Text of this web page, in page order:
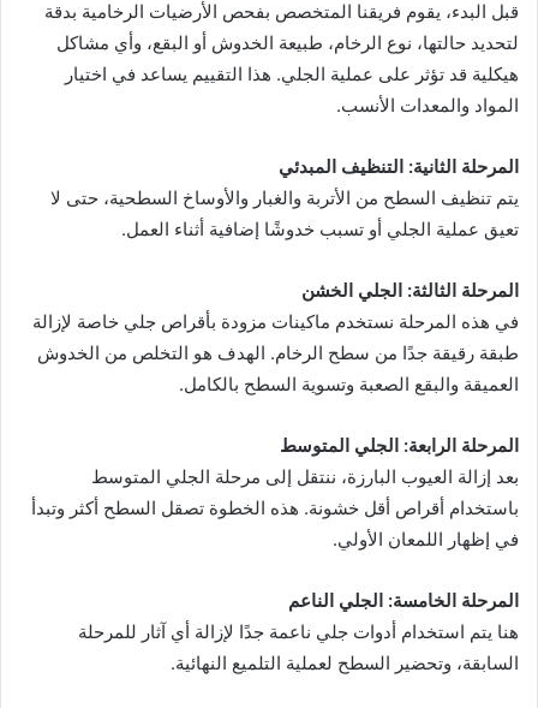
قبل البدء، يقوم فريقنا المتخصص بفحص الأرضيات الرخامية بدقة
لتحديد حالتها، نوع الرخام، طبيعة الخدوش أو البقع، وأي مشاكل
هيكلية قد تؤثر على عملية الجلي. هذا التقييم يساعد في اختيار
المواد والمعدات الأنسب.
المرحلة الثانية: التنظيف المبدئي
يتم تنظيف السطح من الأتربة والغبار والأوساخ السطحية، حتى لا
تعيق عملية الجلي أو تسبب خدوشًا إضافية أثناء العمل.
المرحلة الثالثة: الجلي الخشن
في هذه المرحلة نستخدم ماكينات مزودة بأقراص جلي خاصة لإزالة
طبقة رقيقة جدًا من سطح الرخام. الهدف هو التخلص من الخدوش
العميقة والبقع الصعبة وتسوية السطح بالكامل.
المرحلة الرابعة: الجلي المتوسط
بعد إزالة العيوب البارزة، ننتقل إلى مرحلة الجلي المتوسط
باستخدام أقراص أقل خشونة. هذه الخطوة تصقل السطح أكثر وتبدأ
في إظهار اللمعان الأولي.
المرحلة الخامسة: الجلي الناعم
هنا يتم استخدام أدوات جلي ناعمة جدًا لإزالة أي آثار للمرحلة
السابقة، وتحضير السطح لعملية التلميع النهائية.